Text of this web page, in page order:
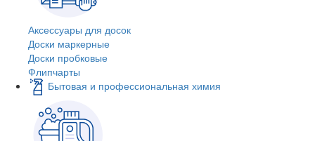
Аксессуары для досок
Доски маркерные
Доски пробковые
Флипчарты
Бытовая и профессиональная химия